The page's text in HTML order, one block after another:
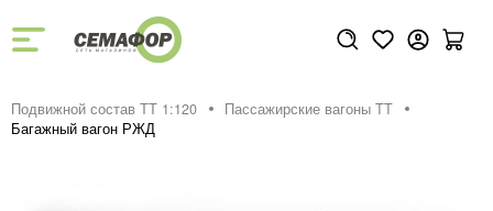
Подвижной состав ТТ 1:120
Пассажирские вагоны TT
Багажный вагон РЖД